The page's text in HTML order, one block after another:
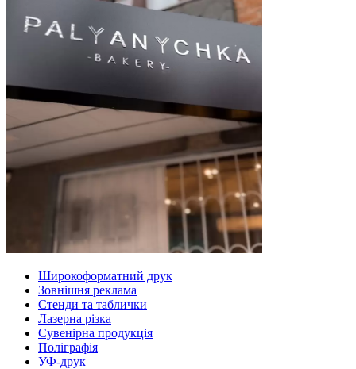
Широкоформатний друк
Зовнішня реклама
Стенди та таблички
Лазерна різка
Сувенірна продукція
Поліграфія
УФ-друк